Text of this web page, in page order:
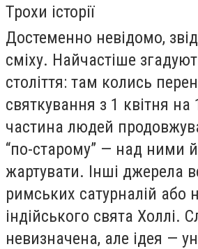
Трохи історії
Достеменно невідомо,
сміху. Найчастіше
століття: там колись
святкування з 1 квітня на
частина людей
“по-старому” — над ними
жартувати. Інші джерела
римських сатурналій або
індійського свята Холлі.
невизначена, але ідея —